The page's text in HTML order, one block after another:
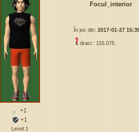
+1
+1
Level 1
Focul_interior
În joc din: 2017-01-27
draci : 116.075